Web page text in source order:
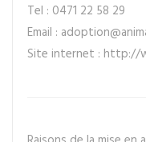
Tel : 0471 22 58 29
Email :
Site internet : http://